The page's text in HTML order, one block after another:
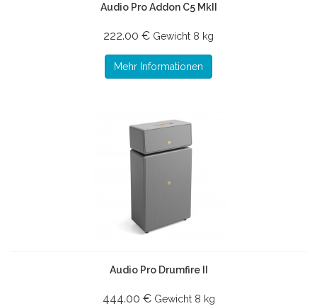
Audio Pro Addon C5 MkII
222.00 € Gewicht 8 kg
Mehr Informationen
Audio Pro Drumfire II
444.00 € Gewicht 8 kg